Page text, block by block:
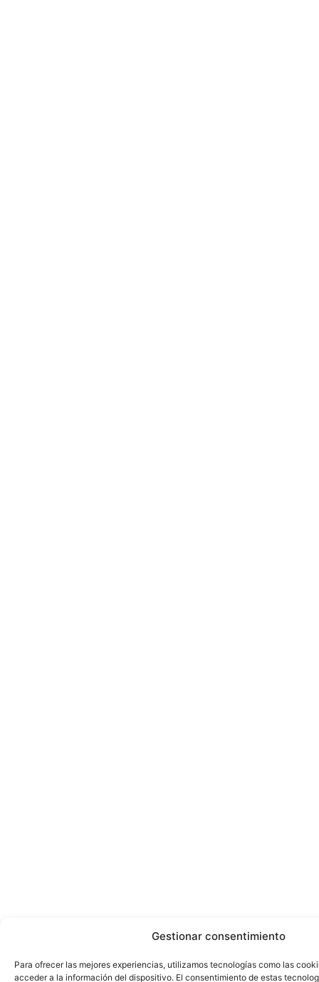
Gestionar consentimiento
Para ofrecer las mejores experiencias, utilizamos tecnologías como las
acceder a la información del dispositivo. El consentimiento de estas